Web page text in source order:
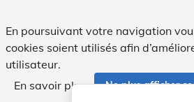
En poursuivant votre navigation
cookies soient utilisés afin
utilisateur.
En savoir plus
Ne plus afficher